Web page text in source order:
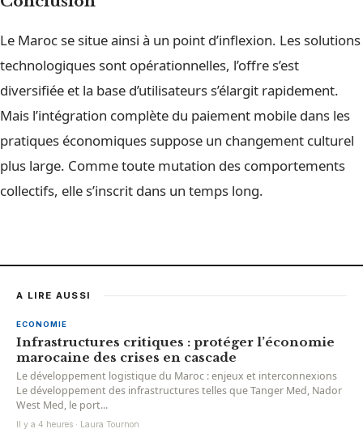
Le Maroc se situe ainsi à un point d’inflexion. Les solutions
technologiques sont opérationnelles, l’offre s’est
diversifiée et la base d’utilisateurs s’élargit rapidement.
Mais l’intégration complète du paiement mobile dans les
pratiques économiques suppose un changement culturel
plus large. Comme toute mutation des comportements
collectifs, elle s’inscrit dans un temps long.
A LIRE AUSSI
ECONOMIE
Infrastructures critiques : protéger l’économie
marocaine des crises en cascade
Le développement logistique du Maroc : enjeux et interconnexions
Le développement des infrastructures telles que Tanger Med, Nador
West Med, le port...
Il y a 4 heures · Laura Tournon